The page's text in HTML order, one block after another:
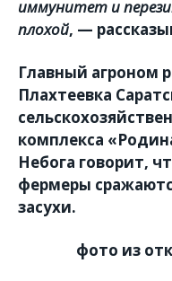
иммунитет и
плохой, —
Главный агроном
Плахтеевка
комплекса
Небога говорит,
фермеры
засухи.
фото из